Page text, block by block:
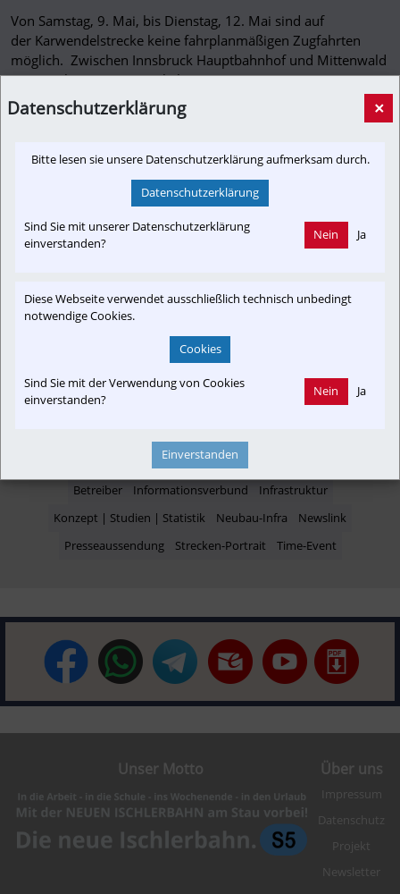
Von Samstag, 9. Mai, bis Dienstag, 12. Mai sind auf
der Karwendelstrecke keine fahrplanmäßigen Zugfahrten
möglich. Zwischen Innsbruck Hauptbahnhof und Mittenwald
ist ein Schienenersatzverkehr...
presse-oebb.at
presse-oebb.at zu gelangen.
Interessensgruppen
Austria-In-Motion Baustelle
Fachbeitrag
Fahrgast Projekt Radverkehr SEV Störung
Betreiber Informationsverbund
Infrastruktur
Konzept | Studien | Statistik
Neubau-Infra
Newslink
Presseaussendung
Strecken-Portrait Time-Event
Unser Motto Über uns
Impressum
Datenschutz
Projekt
Newsletter
Datenschutzerklärung ×
Bitte lesen sie unsere Datenschutzerklärung aufmerksam durch.
Datenschutzerklärung
Sind Sie mit unserer Datenschutzerklärung
einverstanden?
Nein Ja
Diese Webseite verwendet ausschließlich technisch unbedingt
notwendige Cookies.
Cookies
Sind Sie mit der Verwendung von Cookies
einverstanden?
Nein Ja
Einverstanden